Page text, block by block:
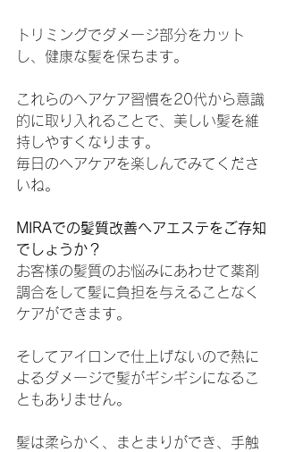
トリミングでダメージ部分をカット
し、健康な髪を保ちます。
これらのヘアケア習慣を20代から意識
的に取り入れることで、美しい髪を維
持しやすくなります。
毎日のヘアケアを楽しんでみてくださ
いね。
MIRAでの髪質改善ヘアエステをご存知
でしょうか？
お客様の髪質のお悩みにあわせて薬剤
調合をして髪に負担を与えることなく
ケアができます。
そしてアイロンで仕上げないので熱に
よるダメージで髪がギシギシになるこ
ともありません。
髪は柔らかく、まとまりができ、手触